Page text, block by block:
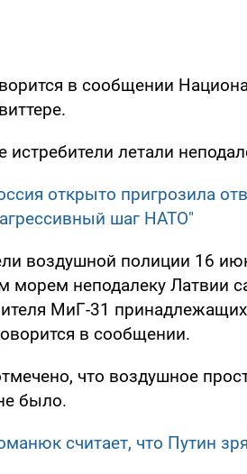
в сообщении
истребители летали
открыто пригрозила
шаг НАТО"
воздушной полиции 16
морем неподалеку Латвии
МиГ-31
в сообщении.
что воздушное
было.
считает, что Путин